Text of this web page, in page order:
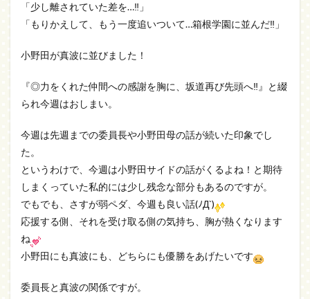
「少し離されていた差を…‼」
「もりかえして、もう一度追いついて…箱根学園に並んだ‼」
小野田が真波に並びました！
『◎力をくれた仲間への感謝を胸に、坂道再び先頭へ‼』と綴
られ今週はおしまい。
今週は先週までの委員長や小野田母の話が続いた印象でし
た。
というわけで、今週は小野田サイドの話がくるよね！と期待
しまくっていた私的には少し残念な部分もあるのですが。
でもでも、さすが弱ペダ、今週も良い話(ﾉД`)
応援する側、それを受け取る側の気持ち、胸が熱くなります
ね
小野田にも真波にも、どちらにも優勝をあげたいです
委員長と真波の関係ですが。